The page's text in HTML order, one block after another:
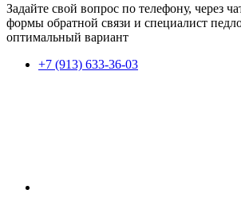
Задайте свой вопрос по телефону, через
формы обратной связи и специалист
оптимальный вариант
+7 (913) 633-36-03